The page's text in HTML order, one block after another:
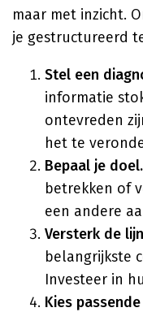
maar met inzicht.
je gestructureerd
Stel een
informatie
ontevreden
het te
Bepaal je doel.
betrekken of
een andere
Versterk de
belangrijkste
Investeer in
Kies